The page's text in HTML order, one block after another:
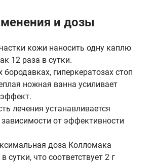
и дозы
кожи наносить одну каплю
12 раза в сутки.
гиперкератозах стоп
ножная ванна усиливает
лечения устанавливается
от эффективности
доза Колломака
сутки, что соответствует 2 г